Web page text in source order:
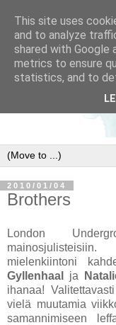
2010/01/04
Brothers
London
mielenkiintoni
Gyllenhaal
ja
ihanaa!
vielä muutamia
samannimiseen
This site uses
and to analyze
shared with Google
metrics to ensure
statistics, and to